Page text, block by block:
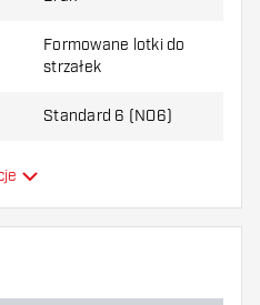
który wariant
Formowane lotki do
strzałek
Standard 6 (NO6)